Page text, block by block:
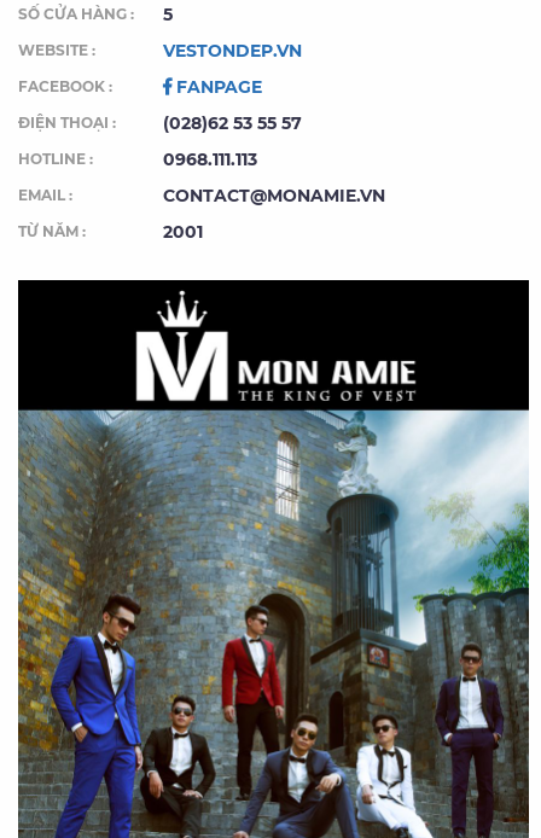
SỐ CỬA HÀNG : 5
WEBSITE : VESTONDEP.VN
FACEBOOK : FANPAGE
ĐIỆN THOẠI : (028)62 53 55 57
HOTLINE : 0968.111.113
EMAIL : CONTACT@MONAMIE.VN
TỪ NĂM : 2001